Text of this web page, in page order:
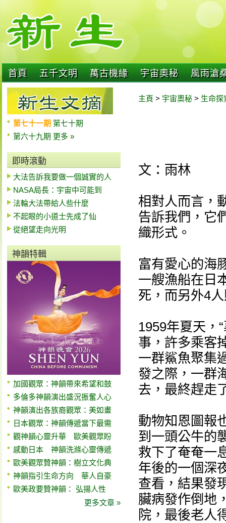
首頁 五千文明 萬古機緣 宇宙奧秘 風雨滄
第七十一期 第七十期
第六十九期 更多 »
即時滾動
大法告訴我要做一個誠實的人
NASA局長：宇宙中可能到
法輪大法帶給人些什麼
不起眼的小道士先成了仙
從絕望走向光明
神韻特輯
加國觀眾：神韻帶來希望和鼓
多倫多神韻演出盛況振奮人心
神韻演出各族裔觀眾：美如畫
日本觀眾：神韻傳遞當下最需
觀神韻心靈升華 歐美觀眾盼
感動日本 神韻洗滌心靈傳遞
歐美觀眾贊神韻：樹立文化典
神韻指引生命方向 華人自豪
歐美政要贊神韻： 弘揚人性
更多文章 »
主頁 > 宇宙奧秘 > 生命探
文：雨林
相對人而言，
告訴我們，它
織形式。
富有愛心的海
一艘漁船在日
死，而另外4
1959年夏天，
事，許多乘客
一群鯊魚聚集
發之際，一群
去，最終趕走
動物知恩圖報
到一頭公牛的
救下了奄奄一
年後的一個深
查看，結果發
臟病發作倒地
院，最後老人